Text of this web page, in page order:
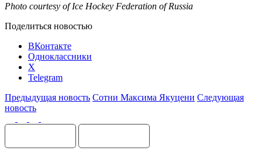
Photo courtesy of Ice Hockey Federation of Russia
Поделиться новостью
ВКонтакте
Одноклассники
X
Telegram
Предыдущая новость Сотни Максима Якуцени Следующая
новость